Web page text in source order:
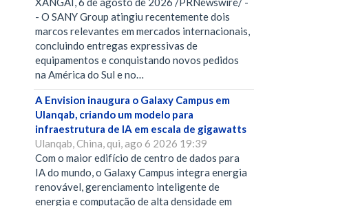
- O SANY Group atingiu recentemente dois
marcos relevantes em mercados internacionais,
concluindo entregas expressivas de
equipamentos e conquistando novos pedidos
na América do Sul e no…
A Envision inaugura o Galaxy Campus em
Ulanqab, criando um modelo para
infraestrutura de IA em escala de gigawatts
Ulanqab, China, qui, ago 6 2026 19:39
Com o maior edifício de centro de dados para
IA do mundo, o Galaxy Campus integra energia
renovável, gerenciamento inteligente de
energia e computação de alta densidade em